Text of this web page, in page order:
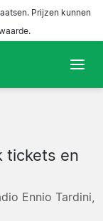
Prijzen kunnen
tickets en
Ennio Tardini,